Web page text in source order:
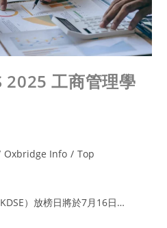
2025 工商管理學
Oxbridge Info / Top
）放榜日將於7月16日…